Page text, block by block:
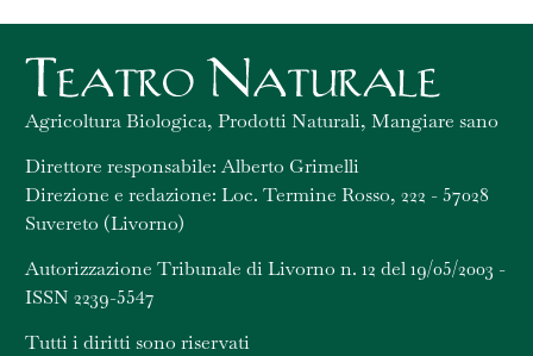
Agricoltura Biologica, Prodotti Naturali, Mangiare sano
Direttore responsabile: Alberto Grimelli
Direzione e redazione: Loc. Termine Rosso, 222 - 57028
Suvereto (Livorno)
Autorizzazione Tribunale di Livorno n. 12 del 19/05/2003 -
ISSN 2239-5547
Tutti i diritti sono riservati